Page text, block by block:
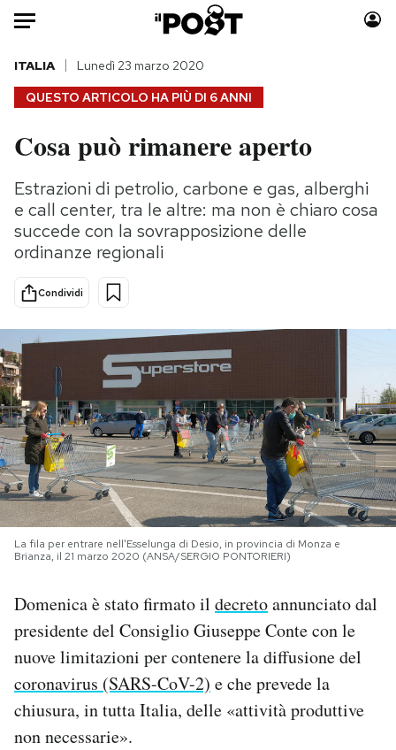
Auto
HOME
Italia
Politica
Tecnologia
Internet
Scienza
Cultura
Economia
Moda
Consumismi
Storie/Idee
Altrecose
Mondiali calcio 2026
PODCAST
NEWSLETTER
I MIEI PREFERITI
SHOP
CALENDARIO
AREA PERSONALE
QUESTO ARTICOLO HA PIÙ DI 6 ANNI
ITALIA Lunedì 23 marzo 2020
Cosa può rimanere aperto
Estrazioni di petrolio, carbone e gas, alberghi
e call center, tra le altre: ma non è chiaro cosa
succede con la sovrapposizione delle
ordinanze regionali
Condividi
La fila per entrare nell'Esselunga di Desio, in provincia di Monza e
Brianza, il 21 marzo 2020 (ANSA/SERGIO PONTORIERI)
Domenica è stato firmato il decretoannunciato dal
presidente del Consiglio Giuseppe Conte con le
nuove limitazioni per contenere la diffusione del
coronavirus (SARS-CoV-2) e che prevede la
chiusura, in tutta Italia, delle «attività produttive
non necessarie».